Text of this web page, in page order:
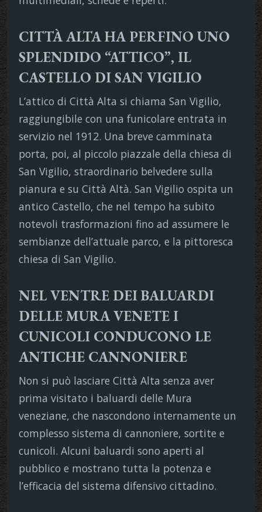
CITTÀ ALTA HA PERFINO UNO
SPLENDIDO “ATTICO”, IL
CASTELLO DI SAN VIGILIO
L’attico di Città Alta si chiama San Vigilio,
raggiungibile con una funicolare entrata in
servizio nel 1912. Una breve camminata
porta, poi, al piccolo piazzale della chiesa di
San Vigilio, straordinario belvedere sulla
pianura e su Città Altà. San Vigilio ospita un
antico Castello, che nel tempo ha subito
notevoli trasformazioni fino ad assumere le
sembianze dell’attuale parco, e la pittoresca
chiesa di San Vigilio.
NEL VENTRE DEI BALUARDI
DELLE MURA VENETE I
CUNICOLI CONDUCONO LE
ANTICHE CANNONIERE
Non si può lasciare Città Alta senza aver
prima visitato i baluardi delle Mura
veneziane, che nascondono internamente un
complesso sistema di cannoniere, sortite e
cunicoli. Alcuni baluardi sono aperti al
pubblico e mostrano tutta la potenza e
l’efficacia del sistema difensivo cittadino.